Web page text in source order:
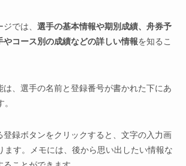
では、 選手の基本情報や期別成績、舟券予
やコース別の成績などの詳しい情報を知るこ
は、選手の名前と登録番号が書かれた下にあ
。
登録ボタンをクリックすると、文字の入力画
ます。メモには、後から思い出したい情報な